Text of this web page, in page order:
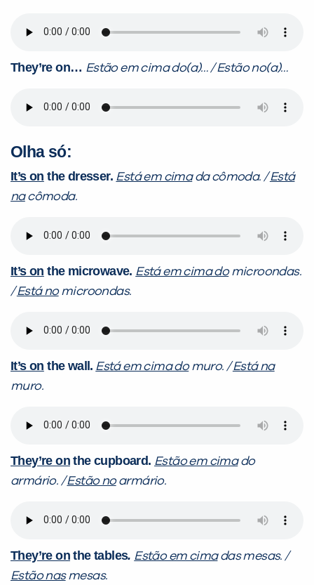
They’re on… Estão em cima do(a)… / Estão no(a)…
Olha só:
It’s on the dresser. Está em cimada cômoda. /Está
nacômoda.
It’s on the microwave. Está em cima domicroondas.
/Está nomicroondas.
It’s on the wall. Está em cima domuro. /Está na
muro.
They’re on the cupboard. Estão em cimado
armário. /Estão noarmário.
They’re on the tables. Estão em cimadas mesas. /
Estão nasmesas.